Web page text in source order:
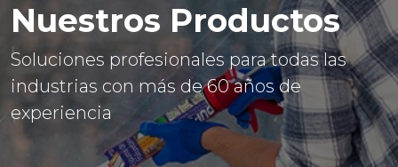
Nuestros Productos
Soluciones profesionales para todas las
industrias con más de 60 años de
experiencia